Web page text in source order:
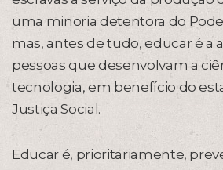
uma minoria detentora do
mas, antes de tudo, educar é a
pessoas que desenvolvam a
tecnologia, em benefício do
Justiça Social.
Educar é, prioritariamente,